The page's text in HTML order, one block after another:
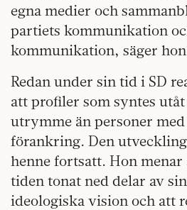
egna medier och
partiets kommunikation
kommunikation, säger
Redan under sin tid i SD
att profiler som syntes
utrymme än personer
förankring. Den
henne fortsatt. Hon
tiden tonat ned delar av
ideologiska vision och att